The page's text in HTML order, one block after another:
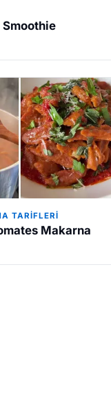
TARIFLERI
Makarna